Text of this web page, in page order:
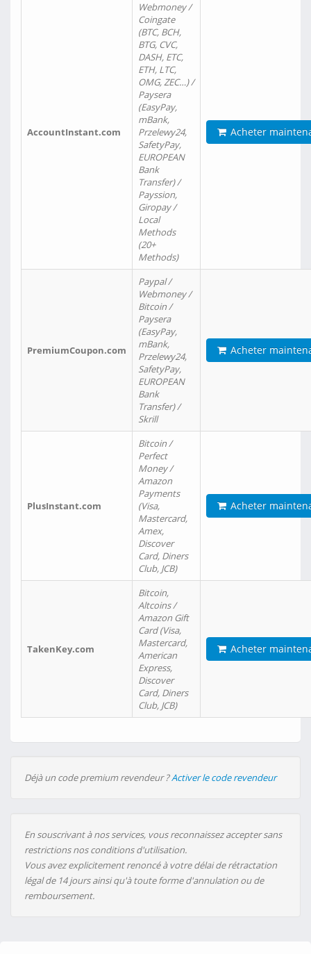
AccountInstant.com
Webmoney /
Coingate
(BTC, BCH,
BTG, CVC,
DASH, ETC,
ETH, LTC,
OMG, ZEC…) /
Paysera
(EasyPay,
mBank,
Przelewy24,
SafetyPay,
EUROPEAN
Bank
Transfer) /
Payssion,
Giropay /
Local
Methods
(20+
Methods)
Acheter
PremiumCoupon.com
Paypal /
Webmoney /
Bitcoin /
Paysera
(EasyPay,
mBank,
Przelewy24,
SafetyPay,
EUROPEAN
Bank
Transfer) /
Skrill
Acheter
PlusInstant.com
Bitcoin /
Perfect
Money /
Amazon
Payments
(Visa,
Mastercard,
Amex,
Discover
Card, Diners
Club, JCB)
Acheter
TakenKey.com
Bitcoin,
Altcoins /
Amazon Gift
Card (Visa,
Mastercard,
American
Express,
Discover
Card, Diners
Club, JCB)
Acheter
Déjà un code premium revendeur ?Activer le code revendeur
En souscrivant à nos services, vous reconnaissez accepter sans
restrictions nos conditions d'utilisation.
Vous avez explicitement renoncé à votre délai de rétractation
légal de 14 jours ainsi qu'à toute forme d'annulation ou de
remboursement.